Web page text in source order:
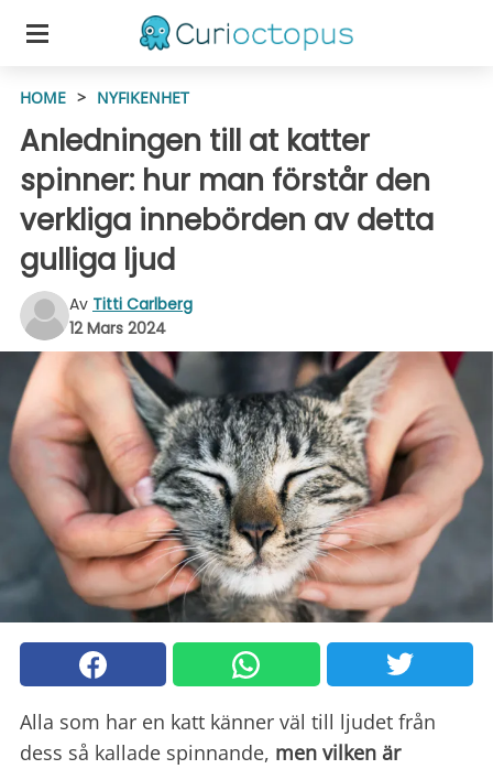
HOME > NYFIKENHET
Anledningen till at katter
spinner: hur man förstår den
verkliga innebörden av detta
gulliga ljud
Av Titti Carlberg
12 Mars 2024
Alla som har en katt känner väl till ljudet från
dess så kallade spinnande, men vilken är